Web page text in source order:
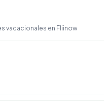
vacacionales en Fliinow